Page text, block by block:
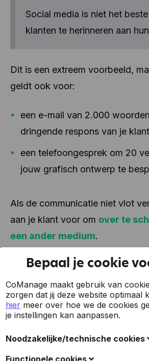
Social media is niet het
klanten te herinneren aan hun
Dit is een extreem voorbeeld,
geldt ook voor:
een e-mail van 2.000
dringende respons van je
een telefoongesprek om 20
jouw grafisch ontwerp te
Als de communicatie niet vlot
aan je klant voor om over te
een ander medium.
Leg ook kort uit waarom dit een
voor iedereen:
Kan je dat kort op e-mail
terug.
Bepaal je cookie
CoManage maakt gebruik van
zorgen dat jij deze website optimaal
hier meer over hoe we de cookies
je instellingen kan aanpassen.
Noodzakelijke/technische cookies
Deze cookies verzamelen gegevens
Functionele cookies